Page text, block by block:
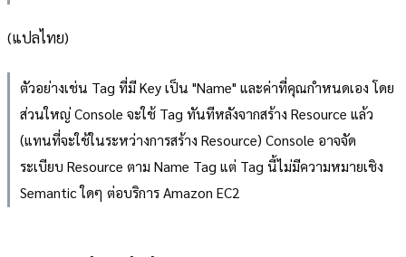
(แปลไทย)
ตัวอย่างเช่น Tag ที่มี Key เป็น "Name" และค่าที่คุณกำหนดเอง โดย
ส่วนใหญ่ Console จะใช้ Tag ทันทีหลังจากสร้าง Resource แล้ว
(แทนที่จะใช้ในระหว่างการสร้าง Resource) Console อาจจัด
ระเบียบ Resource ตาม Name Tag แต่ Tag นี้ไม่มีความหมายเชิง
Semantic ใดๆ ต่อบริการ Amazon EC2